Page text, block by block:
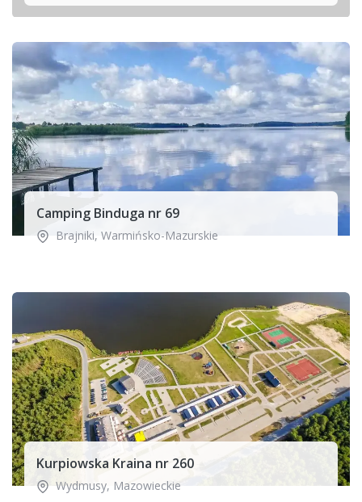
Camping Binduga nr 69
Brajniki, Warmińsko-Mazurskie
Kurpiowska Kraina nr 260
Wydmusy, Mazowieckie